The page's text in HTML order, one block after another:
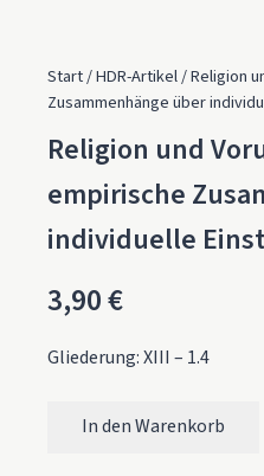
Start/HDR-Artikel/ Religion
Zusammenhänge über
Religion und
empirische
individuelle
3,90€
Gliederung: XIII – 1.4
Religion und Vorurteile
In den Warenkorb